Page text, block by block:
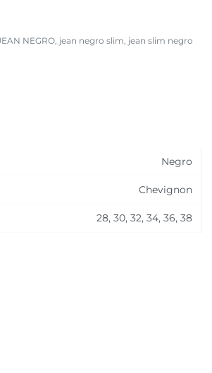
NEGRO, jean negro slim, jean slim negro
Negro
Chevignon
28, 30, 32, 34, 36, 38